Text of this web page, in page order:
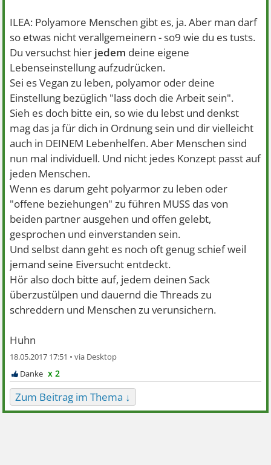
ILEA: Polyamore Menschen gibt es, ja. Aber man darf
so etwas nicht verallgemeinern - so9 wie du es tusts.
Du versuchst hier jedem deine eigene
Lebenseinstellung aufzudrücken.
Sei es Vegan zu leben, polyamor oder deine
Einstellung bezüglich "lass doch die Arbeit sein".
Sieh es doch bitte ein, so wie du lebst und denkst
mag das ja für dich in Ordnung sein und dir vielleicht
auch in DEINEM Lebenhelfen. Aber Menschen sind
nun mal individuell. Und nicht jedes Konzept passt auf
jeden Menschen.
Wenn es darum geht polyarmor zu leben oder
"offene beziehungen" zu führen MUSS das von
beiden partner ausgehen und offen gelebt,
gesprochen und einverstanden sein.
Und selbst dann geht es noch oft genug schief weil
jemand seine Eiversucht entdeckt.
Hör also doch bitte auf, jedem deinen Sack
überzustülpen und dauernd die Threads zu
schreddern und Menschen zu verunsichern.
Huhn
18.05.2017 17:51 •
x 2
Zum Beitrag im Thema ↓